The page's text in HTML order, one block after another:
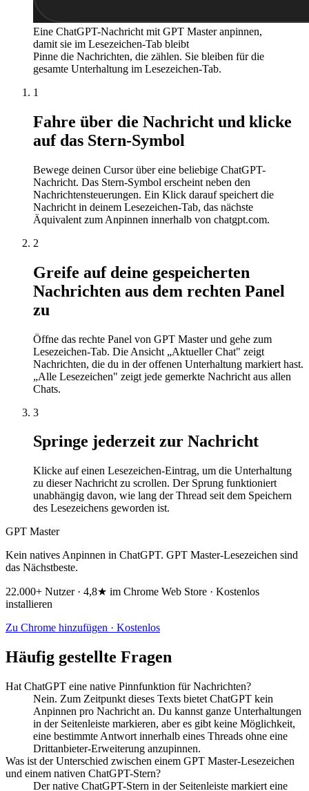
Eine ChatGPT-Nachricht mit GPT Master anpinnen,
damit sie im Lesezeichen-Tab bleibt
Pinne die Nachrichten, die zählen. Sie bleiben für die
gesamte Unterhaltung im Lesezeichen-Tab.
1
Fahre über die Nachricht und klicke
auf das Stern-Symbol
Bewege deinen Cursor über eine beliebige ChatGPT-
Nachricht. Das Stern-Symbol erscheint neben den
Nachrichtensteuerungen. Ein Klick darauf speichert die
Nachricht in deinem Lesezeichen-Tab, das nächste
Äquivalent zum Anpinnen innerhalb von chatgpt.com.
2
Greife auf deine gespeicherten
Nachrichten aus dem rechten Panel
zu
Öffne das rechte Panel von GPT Master und gehe zum
Lesezeichen-Tab. Die Ansicht „Aktueller Chat" zeigt
Nachrichten, die du in der offenen Unterhaltung markiert hast.
„Alle Lesezeichen" zeigt jede gemerkte Nachricht aus allen
Chats.
3
Springe jederzeit zur Nachricht
Klicke auf einen Lesezeichen-Eintrag, um die Unterhaltung
zu dieser Nachricht zu scrollen. Der Sprung funktioniert
unabhängig davon, wie lang der Thread seit dem Speichern
des Lesezeichens geworden ist.
GPT Master
Kein natives Anpinnen in ChatGPT. GPT Master-Lesezeichen sind
das Nächstbeste.
22.000+ Nutzer · 4,8★ im Chrome Web Store · Kostenlos
installieren
Zu Chrome hinzufügen · Kostenlos
Häufig gestellte Fragen
Hat ChatGPT eine native Pinnfunktion für Nachrichten?
Nein. Zum Zeitpunkt dieses Texts bietet ChatGPT kein
Anpinnen pro Nachricht an. Du kannst ganze Unterhaltungen
in der Seitenleiste markieren, aber es gibt keine Möglichkeit,
eine bestimmte Antwort innerhalb eines Threads ohne eine
Drittanbieter-Erweiterung anzupinnen.
Was ist der Unterschied zwischen einem GPT Master-Lesezeichen
und einem nativen ChatGPT-Stern?
Der native ChatGPT-Stern in der Seitenleiste markiert eine